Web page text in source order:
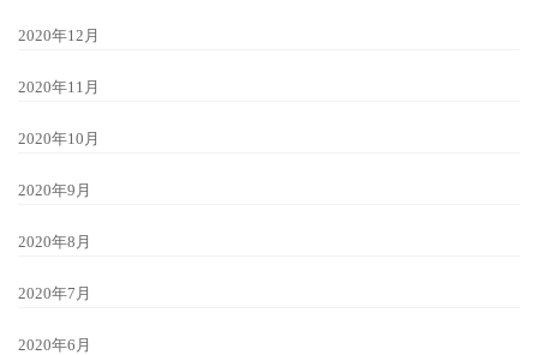
2020年12月
2020年11月
2020年10月
2020年9月
2020年8月
2020年7月
2020年6月